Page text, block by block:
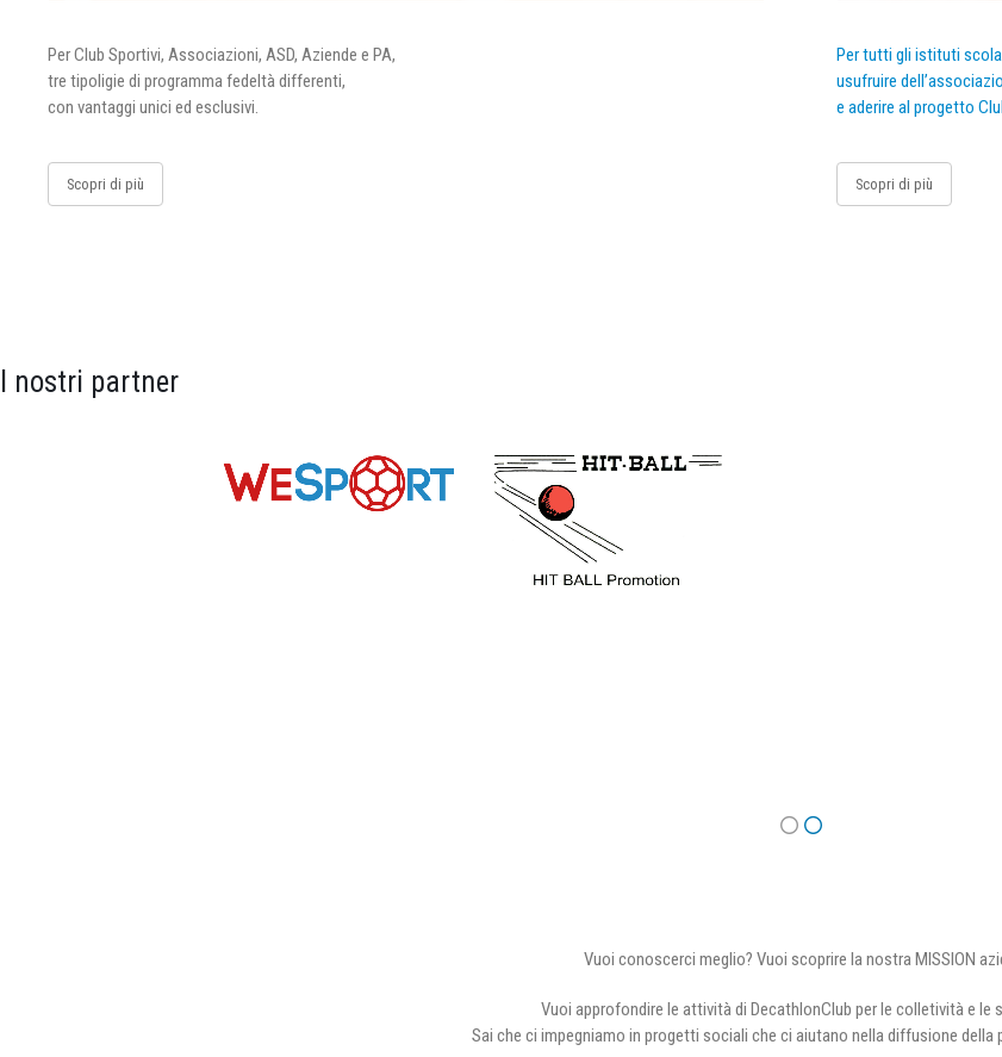
Per Club Sportivi, Associazioni, ASD, Aziende e PA,
tre tipoligie di programma fedeltà differenti,
con vantaggi unici ed esclusivi.
Scopri di più
Per tutti gli istituti
usufruire
e aderire al progetto
Scopri di più
I nostri partner
Vuoi conoscerci meglio? Vuoi scoprire la nostra MISSION
Vuoi approfondire le attività di DecathlonClub per le colletività e le
Sai che ci impegniamo in progetti sociali che ci aiutano nella diffusione della